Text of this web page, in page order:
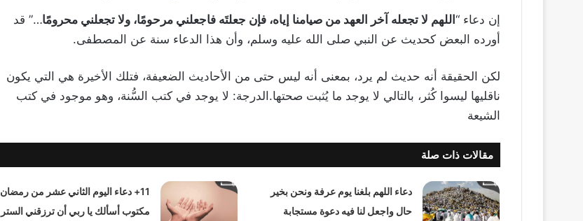
إن دعاء “ اللهم لا تجعله آخر العهد من صيامنا إياه، فإن جعلتَه فاجعلني مرحومًا، ولا تجعلني محرومًا…” قد
أورده البعض كحديث عن النبي صلى الله عليه وسلم، وأن هذا الدعاء سنة عن المصطفى.
لكن الحقيقة أنه حديث لم يرد، بمعنى أنه ليس حتى من الأحاديث الضعيفة، فتلك الأخيرة هي التي يكون
ناقليها ليسوا كُثر، بالتالي لا يوجد ما يُثبت صحتها.الدرجة: لا يوجد في كتب السُّنة، وهو موجود في كتب
الشيعة
مقالات ذات صلة
دعاء اللهم بلغنا يوم عرفة ونحن بخير
حال واجعل لنا فيه دعوة مستجابة
11+ دعاء اليوم الثاني عشر من رمضان
مكتوب أسألك يا ربي أن ترزقني الستر